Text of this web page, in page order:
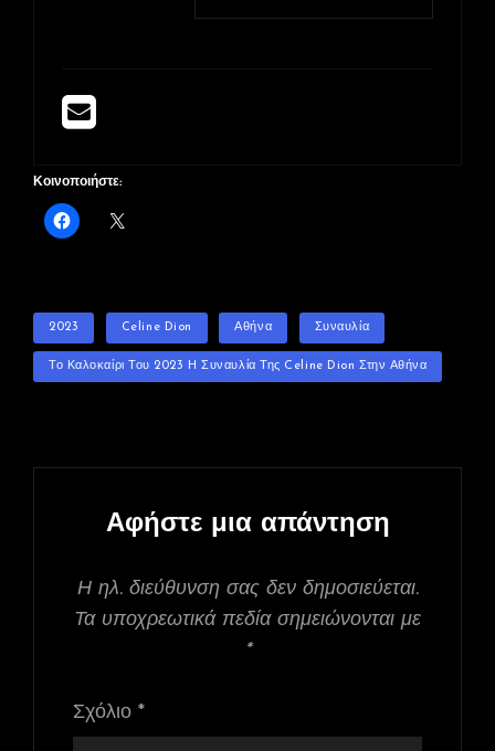
Κοινοποιήστε:
TAGS
2023 Celine Dion Αθήνα Συναυλία
Το Καλοκαίρι Του 2023 Η Συναυλία Της Celine Dion Στην Αθήνα
Αφήστε μια απάντηση
Η ηλ. διεύθυνση σας δεν δημοσιεύεται.
Τα υποχρεωτικά πεδία σημειώνονται με
*
Σχόλιο *